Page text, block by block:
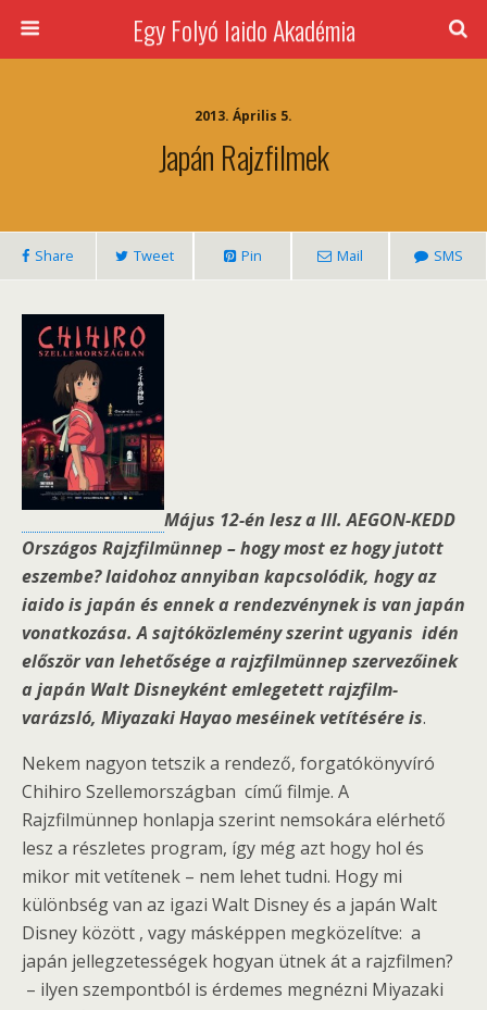
Egy Folyó Iaido Akadémia
2013. Április 5.
Japán Rajzfilmek
Share Tweet Pin Mail SMS
Május 12-én lesz a III. AEGON-KEDD
Országos Rajzfilmünnep – hogy most ez hogy jutott
eszembe? Iaidohoz annyiban kapcsolódik, hogy az
iaido is japán és ennek a rendezvénynek is van japán
vonatkozása. A sajtóközlemény szerint ugyanis idén
először van lehetősége a rajzfilmünnep szervezőinek
a japán Walt Disneyként emlegetett rajzfilm-
varázsló, Miyazaki Hayao meséinek vetítésére is.
Nekem nagyon tetszik a rendező, forgatókönyvíró
Chihiro Szellemországban című filmje. A
Rajzfilmünnep honlapja szerint nemsokára elérhető
lesz a részletes program, így még azt hogy hol és
mikor mit vetítenek – nem lehet tudni. Hogy mi
különbség van az igazi Walt Disney és a japán Walt
Disney között , vagy másképpen megközelítve: a
japán jellegzetességek hogyan ütnek át a rajzfilmen?
– ilyen szempontból is érdemes megnézni Miyazaki